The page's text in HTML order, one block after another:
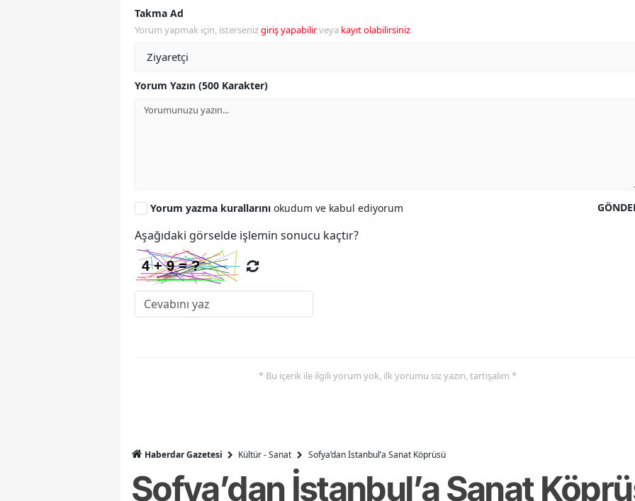
Takma Ad
Yorum yapmak için, istersenizgiriş yapabilirveya kayıt olabilirsiniz.
Yorum Yazın (500 Karakter)
Yorum yazma kurallarını okudum ve kabul ediyorum
Aşağıdaki görselde işlemin sonucu kaçtır?
* Bu içerik ile ilgili yorum yok, ilk yorumu siz yazın, tartışalım *
Haberdar Gazetesi Kültür - Sanat Sofya’dan İstanbul’a Sanat Köprüsü
Sofya’dan İstanbul’a Sanat